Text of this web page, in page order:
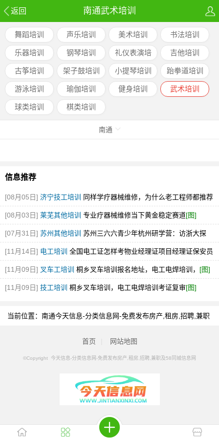
返回 南通武术培训
舞蹈培训 声乐培训 美术培训 书法培训
乐器培训 钢琴培训
礼仪表演培
训
吉他培训
古筝培训 架子鼓培训 小提琴培训 跆拳道培训
游泳培训 瑜伽培训 健身培训 武术培训
球类培训 棋类培训
南通
信息推荐
[08月05日] 济宁技工培训 同样学疗器械维修，为什么老工程师都推荐
彩虹[图]
[08月03日] 莱芜其他培训 专业疗器械维修当下黄金稳定赛道[图]
[07月31日] 苏州其他培训 苏州三六六青少年杭州研学营：访浙大探
AI，开阔视野，火热招募
[11月14日] 电工培训 全国电工证怎样考物业经理证项目经理证保安员
报名 [图]
[11月09日] 叉车工培训 桐乡叉车培训报名地址，电工电焊培训， [图]
[11月09日] 技工培训 桐乡叉车培训，电工电焊培训考证复审[图]
当前位置： 南通今天信息-分类信息网-免费发布房产,租房,招聘,兼职
首页 网站地图
©Copyright 今天信息-分类信息网-免费发布房产,租房,招聘,兼职及58同城信息网